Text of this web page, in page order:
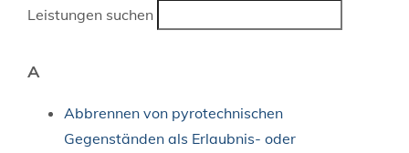
Leistungen suchen
A
Abbrennen von pyrotechnischen
Gegenständen als Erlaubnis- oder